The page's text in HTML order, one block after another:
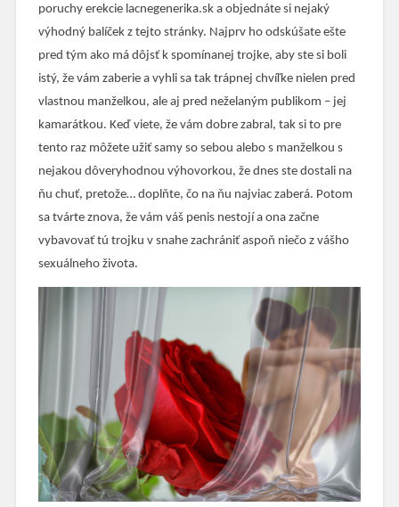
poruchy erekcie lacnegenerika.ska objednáte si nejaký
výhodný balíček z tejto stránky. Najprv ho odskúšate ešte
pred tým ako má dôjsť k spomínanej trojke, aby ste si boli
istý, že vám zaberie a vyhli sa tak trápnej chvíľke nielen pred
vlastnou manželkou, ale aj pred neželaným publikom – jej
kamarátkou. Keď viete, že vám dobre zabral, tak si to pre
tento raz môžete užiť samy so sebou alebo s manželkou s
nejakou dôveryhodnou výhovorkou, že dnes ste dostali na
ňu chuť, pretože… doplňte, čo na ňu najviac zaberá. Potom
sa tvárte znova, že vám váš penis nestojí a ona začne
vybavovať tú trojku v snahe zachrániť aspoň niečo z vášho
sexuálneho života.